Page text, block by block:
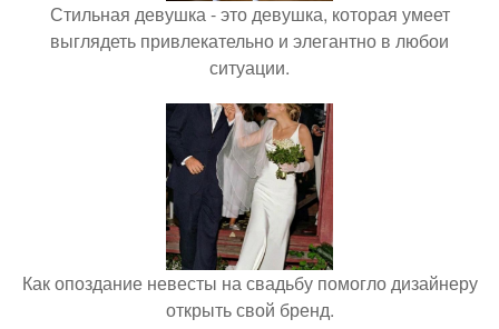
Стильная девушка - это девушка, которая умеет
выглядеть привлекательно и элегантно в любои
ситуации.
Как опоздание невесты на свадьбу помогло дизайнеру
открыть свой бренд.